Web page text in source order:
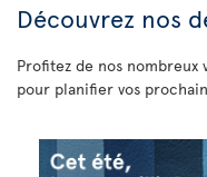
Découvrez nos
Profitez de nos nombreux
pour planifier vos